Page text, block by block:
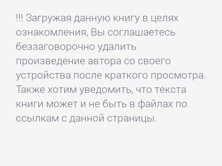
!!! Загружая данную книгу в целях
ознакомления, Вы соглашаетесь
беззаговорочно удалить
произведение автора со своего
устройства после краткого просмотра.
Также хотим уведомить, что текста
книги может и не быть в файлах по
ссылкам с данной страницы.